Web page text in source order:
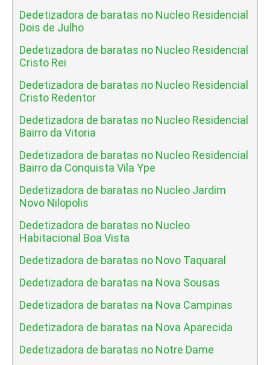
Dedetizadora de baratas no Nucleo Residencial
Dois de Julho
Dedetizadora de baratas no Nucleo Residencial
Cristo Rei
Dedetizadora de baratas no Nucleo Residencial
Cristo Redentor
Dedetizadora de baratas no Nucleo Residencial
Bairro da Vitoria
Dedetizadora de baratas no Nucleo Residencial
Bairro da Conquista Vila Ype
Dedetizadora de baratas no Nucleo Jardim
Novo Nilopolis
Dedetizadora de baratas no Nucleo
Habitacional Boa Vista
Dedetizadora de baratas no Novo Taquaral
Dedetizadora de baratas na Nova Sousas
Dedetizadora de baratas na Nova Campinas
Dedetizadora de baratas na Nova Aparecida
Dedetizadora de baratas no Notre Dame